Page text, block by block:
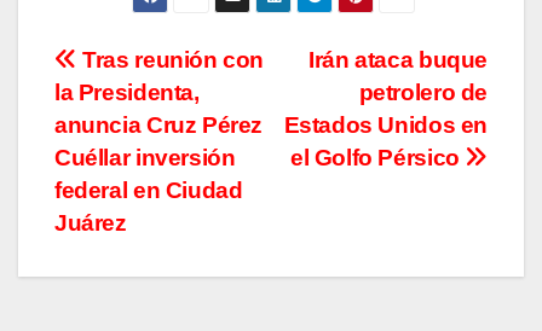
Navegación
de
entradas
Irán ataca buque
petrolero de
Estados Unidos en
el Golfo Pérsico
Tras reunión con
la Presidenta,
anuncia Cruz Pérez
Cuéllar inversión
federal en Ciudad
Juárez